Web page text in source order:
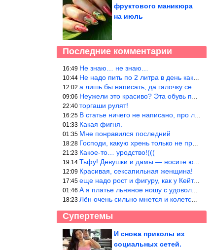
фруктового маникюра
на июль
Последние комментарии
16:49 Не знаю… не знаю…
10:44 Не надо пить по 2 литра в день как советуют, пейте только когда
12:02 а лишь бы написать, да галочку себе поставить: я написала статью
09:06 Неужели это красиво? Эта обувь похожа на копыто животного, не хв
22:40 торгаши рулят!
16:25 В статье ничего не написано, про ловушки при выкладывании товара
01:33 Какая фигня.
01:35 Мне понравился последний
18:28 Господи, какую хрень только не придумают, лишь бы бабла срубить!
21:23 Какое-то… уродство!(((
19:14 Тьфу! Девушки и дамы — носите юбки(пожалуйста), любые штаны на ж
12:09 Красивая, сексапильная женщина!
17:45 еще надо рост и фигуру, как у Кейт Мос в юности… тогда и стиль т
01:46 А я платье льняное ношу с удовольствием.Мнется как и все. Но это
18:23 Лён очень сильно мнется и колется. Был у меня костюм, юбка и жак
Супертемы
Очередная ржака
И снова приколы из
социальных сетей.